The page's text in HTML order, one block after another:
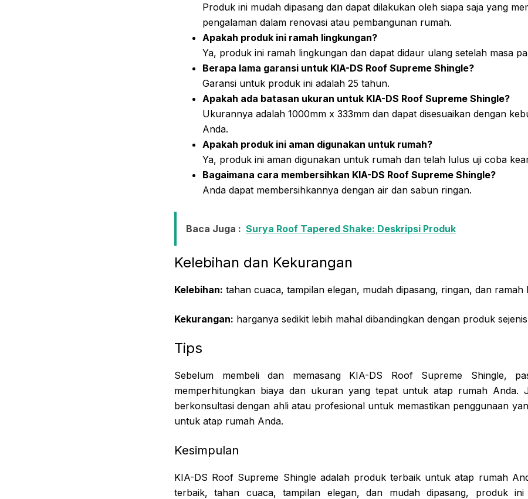
Produk ini mudah dipasang dan dapat dilakukan oleh siapa saja yang
pengalaman dalam renovasi atau pembangunan rumah.
Apakah produk ini ramah lingkungan?
Ya, produk ini ramah lingkungan dan dapat didaur ulang setelah masa
Berapa lama garansi untuk KIA-DS Roof Supreme Shingle?
Garansi untuk produk ini adalah 25 tahun.
Apakah ada batasan ukuran untuk KIA-DS Roof Supreme Shingle?
Ukurannya adalah 1000mm x 333mm dan dapat disesuaikan dengan
Anda.
Apakah produk ini aman digunakan untuk rumah?
Ya, produk ini aman digunakan untuk rumah dan telah lulus uji coba
Bagaimana cara membersihkan KIA-DS Roof Supreme Shingle?
Anda dapat membersihkannya dengan air dan sabun ringan.
Baca Juga : Surya Roof Tapered Shake: Deskripsi Produk
Kelebihan dan Kekurangan
Kelebihan: tahan cuaca, tampilan elegan, mudah dipasang, ringan, dan ramah
Kekurangan: harganya sedikit lebih mahal dibandingkan dengan produk
Tips
Sebelum membeli dan memasang KIA-DS Roof Supreme Shingle,
memperhitungkan biaya dan ukuran yang tepat untuk atap rumah Anda.
berkonsultasi dengan ahli atau profesional untuk memastikan penggunaan
untuk atap rumah Anda.
Kesimpulan
KIA-DS Roof Supreme Shingle adalah produk terbaik untuk atap rumah
terbaik, tahan cuaca, tampilan elegan, dan mudah dipasang, produk ini